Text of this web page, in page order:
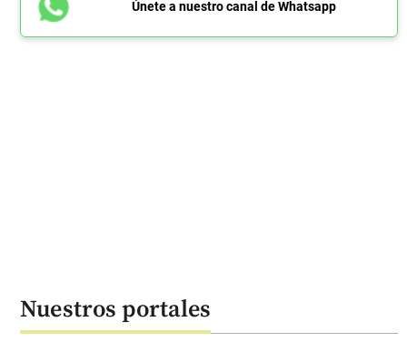
Únete a nuestro canal de Whatsapp
Nuestros portales